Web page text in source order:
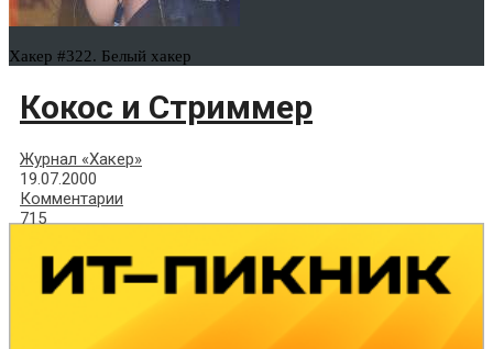
Хакер #322. Белый хакер
Кокос и Стриммер
Журнал «Хакер»
19.07.2000
Комментарии
715